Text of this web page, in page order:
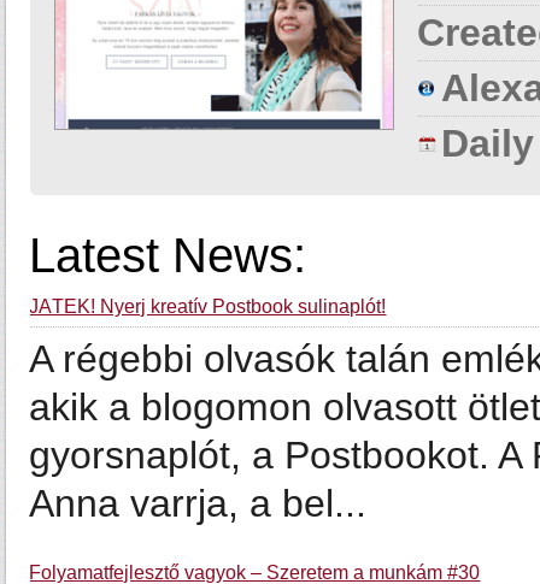
Latest News:
JÁTÉK! Nyerj kreatív Postbook sulinaplót!
A régebbi olvasók talán
akik a blogomon olvasott
gyorsnaplót, a Postbookot.
Anna varrja, a bel...
Folyamatfejlesztő vagyok – Szeretem a munkám #30